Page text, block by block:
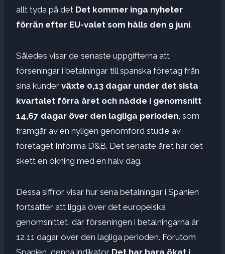
allt tyda på det Det kommer inga nyheter
förrän efter EU-valet som hålls den 9 juni.
Således visar de senaste uppgifterna att
förseningar i betalningar till spanska företag från
sina kunder växte 0,13 dagar under det sista
kvartalet förra året och nådde i genomsnitt
14,67 dagar över den lagliga perioden , som
framgår av en nyligen genomförd studie av
företaget Informa D&B. Det senaste året har det
skett en ökning med en halv dag.
Dessa siffror visar hur sena betalningar i Spanien
fortsätter att ligga över det europeiska
genomsnittet, där förseningen i betalningarna är
12,11 dagar över den lagliga perioden. Förutom
Spanien, denna indikator Det har bara ökat i